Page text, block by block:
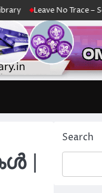
No Trace – Scout
|
Search